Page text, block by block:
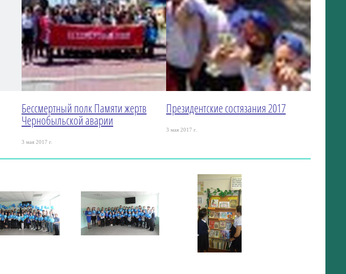
Бессмертный полк Памяти жертв
Чернобыльской аварии
3 мая 2017 г.
Президентские состязания 2017
3 мая 2017 г.